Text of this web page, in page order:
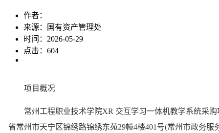
作者：
来源：国有资产管理处
时间：2026-05-29
点击： 604
项目概况
常州工程职业技术学院XR 交互学习一体机教学系统采购
省常州市天宁区锦绣路锦绣东苑29幢4楼401号(常州市政务